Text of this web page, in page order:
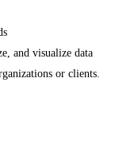
and visualize data
or clients.